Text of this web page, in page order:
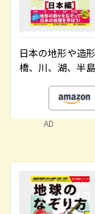
日本の地形や造
橋、川、湖、半
AD